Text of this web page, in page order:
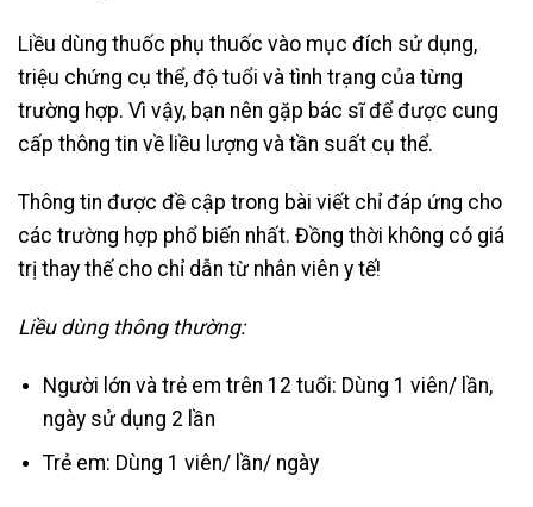
Liều dùng thuốc phụ thuốc vào mục đích sử dụng,
triệu chứng cụ thể, độ tuổi và tình trạng của từng
trường hợp. Vì vậy, bạn nên gặp bác sĩ để được cung
cấp thông tin về liều lượng và tần suất cụ thể.
Thông tin được đề cập trong bài viết chỉ đáp ứng cho
các trường hợp phổ biến nhất. Đồng thời không có giá
trị thay thế cho chỉ dẫn từ nhân viên y tế!
Liều dùng thông thường:
Người lớn và trẻ em trên 12 tuổi: Dùng 1 viên/ lần,
ngày sử dụng 2 lần
Trẻ em: Dùng 1 viên/ lần/ ngày